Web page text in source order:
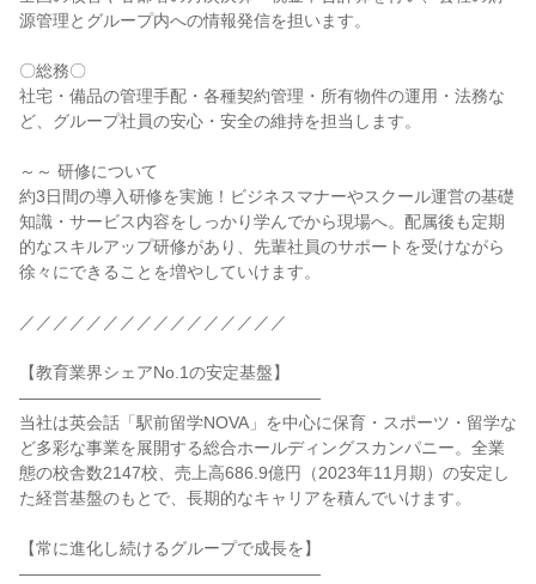
源管理とグループ内への情報発信を担います。
〇総務〇
社宅・備品の管理手配・各種契約管理・所有物件の運用・法務な
ど、グループ社員の安心・安全の維持を担当します。
～～ 研修について
約3日間の導入研修を実施！ビジネスマナーやスクール運営の基礎
知識・サービス内容をしっかり学んでから現場へ。配属後も定期
的なスキルアップ研修があり、先輩社員のサポートを受けながら
徐々にできることを増やしていけます。
／／／／／／／／／／／／／／／／
【教育業界シェアNo.1の安定基盤】
――――――――――――――――――
当社は英会話「駅前留学NOVA」を中心に保育・スポーツ・留学な
ど多彩な事業を展開する総合ホールディングスカンパニー。全業
態の校舎数2147校、売上高686.9億円（2023年11月期）の安定し
た経営基盤のもとで、長期的なキャリアを積んでいけます。
【常に進化し続けるグループで成長を】
――――――――――――――――――